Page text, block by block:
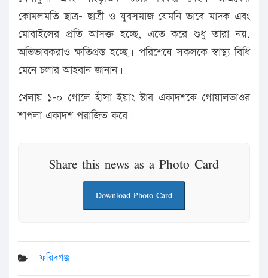
কোমলমতি ছাত্র- ছাত্রী ও যুবসমাজ যেমনি ভাবে মাদক এবং
মোবাইলের প্রতি আসক্ত হচ্ছে, এতে করে শুধু তারা নয়,
অভিভাবকরাও ক্ষতিগ্রস্ত হচ্ছে। পরিশেষে সকলকে স্বাস্থ্য বিধি
মেনে চলার আহবান জানান।
খেলায় ১-০ গোলে হাঁসা ইয়াং স্টার একাদশকে গোয়ালভাওর
শাপলা একাদশ পরাজিত করে।
Share this news as a Photo Card
Download Photo Card
ফরিদগঞ্জ